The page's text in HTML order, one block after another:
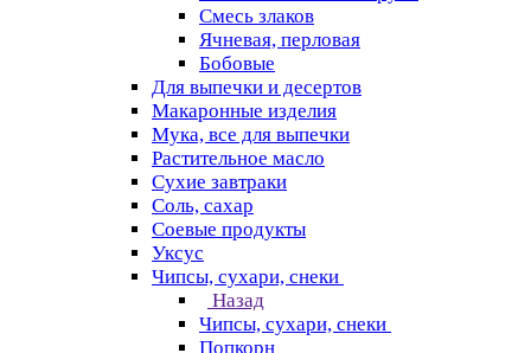
Смесь злаков
Ячневая, перловая
Бобовые
Для выпечки и десертов
Макаронные изделия
Мука, все для выпечки
Растительное масло
Сухие завтраки
Соль, сахар
Соевые продукты
Уксус
Чипсы, сухари, снеки
Назад
Чипсы, сухари, снеки
Попкорн